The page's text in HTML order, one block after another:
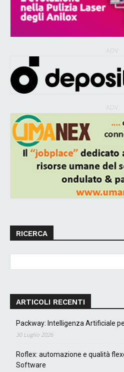
RICERCA
ARTICOLI RECENTI
Packway: Intelligenza Artificiale
30 Luglio 2026
Roflex: automazione e qualità
Software